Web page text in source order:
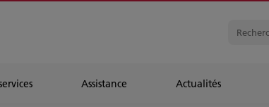
Assistance Actualités